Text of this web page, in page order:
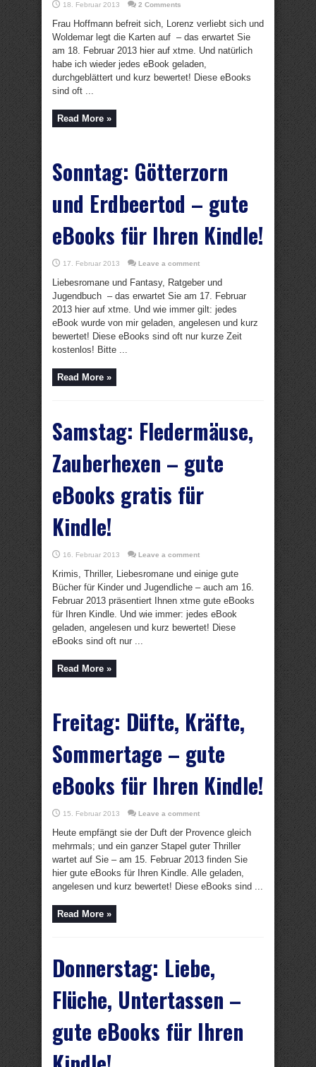
18. Februar 2013 2 Comments
Frau Hoffmann befreit sich, Lorenz verliebt sich und
Woldemar legt die Karten auf – das erwartet Sie
am 18. Februar 2013 hier auf xtme. Und natürlich
habe ich wieder jedes eBook geladen,
durchgeblättert und kurz bewertet! Diese eBooks
sind oft ...
Read More »
Sonntag: Götterzorn
und Erdbeertod – gute
eBooks für Ihren Kindle!
17. Februar 2013 Leave a comment
Liebesromane und Fantasy, Ratgeber und
Jugendbuch – das erwartet Sie am 17. Februar
2013 hier auf xtme. Und wie immer gilt: jedes
eBook wurde von mir geladen, angelesen und kurz
bewertet! Diese eBooks sind oft nur kurze Zeit
kostenlos! Bitte ...
Read More »
Samstag: Fledermäuse,
Zauberhexen – gute
eBooks gratis für
Kindle!
16. Februar 2013 Leave a comment
Krimis, Thriller, Liebesromane und einige gute
Bücher für Kinder und Jugendliche – auch am 16.
Februar 2013 präsentiert Ihnen xtme gute eBooks
für Ihren Kindle. Und wie immer: jedes eBook
geladen, angelesen und kurz bewertet! Diese
eBooks sind oft nur ...
Read More »
Freitag: Düfte, Kräfte,
Sommertage – gute
eBooks für Ihren Kindle!
15. Februar 2013 Leave a comment
Heute empfängt sie der Duft der Provence gleich
mehrmals; und ein ganzer Stapel guter Thriller
wartet auf Sie – am 15. Februar 2013 finden Sie
hier gute eBooks für Ihren Kindle. Alle geladen,
angelesen und kurz bewertet! Diese eBooks sind ...
Read More »
Donnerstag: Liebe,
Flüche, Untertassen –
gute eBooks für Ihren